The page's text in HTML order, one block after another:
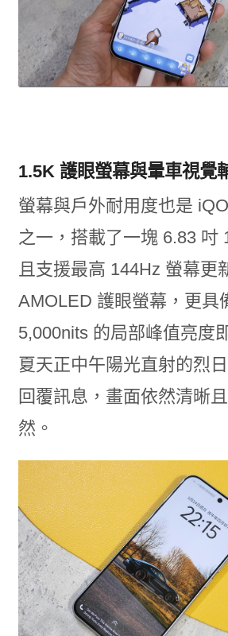
1.5K 護眼螢幕與暈車視覺
螢幕與戶外耐用度也是
之一，搭載了一塊 6.83 吋
且支援最高 144Hz 螢幕更
AMOLED 護眼螢幕，更具
5,000nits 的局部峰值亮度
夏天正中午陽光直射的烈
回覆訊息，畫面依然清晰
然。